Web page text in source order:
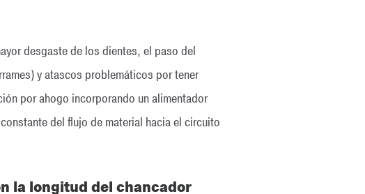
desgaste de los dientes, el paso del
y atascos problemáticos por tener
por ahogo incorporando un alimentador
del flujo de material hacia el circuito
la longitud del chancador